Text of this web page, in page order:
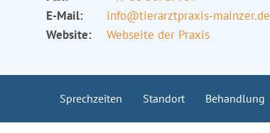
E-Mail:
info@tierarztpraxis-mainzer.de
Website:
Webseite der Praxis
Sprechzeiten Standort Behandlung